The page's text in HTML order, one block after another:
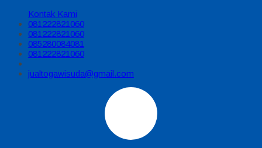
Kontak Kami
081222821060
081222821060
085280084081
081222821060
jualtogawisuda@gmail.com